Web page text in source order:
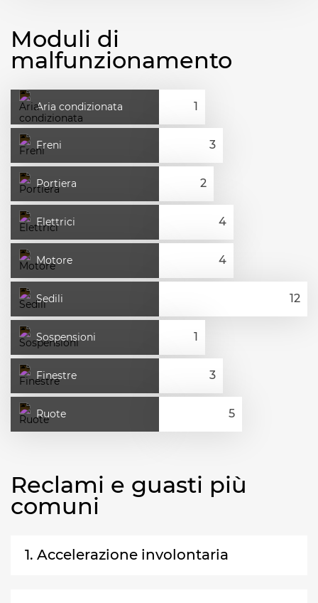
Moduli di
malfunzionamento
Aria condizionata
Freni
Portiera
Elettrici
Motore
Sedili
Sospensioni
Finestre
Ruote
Reclami e guasti più
comuni
1. Accelerazione involontaria